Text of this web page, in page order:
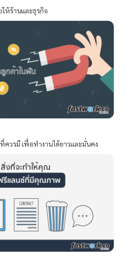
ห้ร้านและธุรกิจ
วรมี เพื่อทำงานได้ยาวและมั่นคง